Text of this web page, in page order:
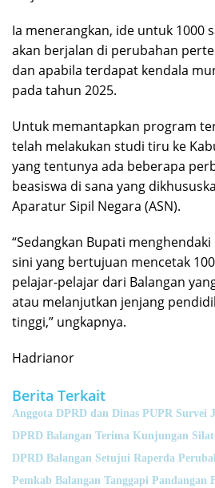
Ia menerangkan, ide untuk 1000
akan berjalan di perubahan
dan apabila terdapat kendala
pada tahun 2025.
Untuk memantapkan program
telah melakukan studi tiru ke
yang tentunya ada beberapa
beasiswa di sana yang
Aparatur Sipil Negara (ASN).
“Sedangkan Bupati
sini yang bertujuan mencetak
pelajar-pelajar dari Balangan
atau melanjutkan jenjang
tinggi,” ungkapnya.
Hadrianor
Berita Terkait
Anggota DPRD dan Dinas PUPR Survei
DPRD Balangan Terima Kunjungan
DPRD Balangan Setujui Raperda
Pemkab Balangan Tanggapi Pandangan